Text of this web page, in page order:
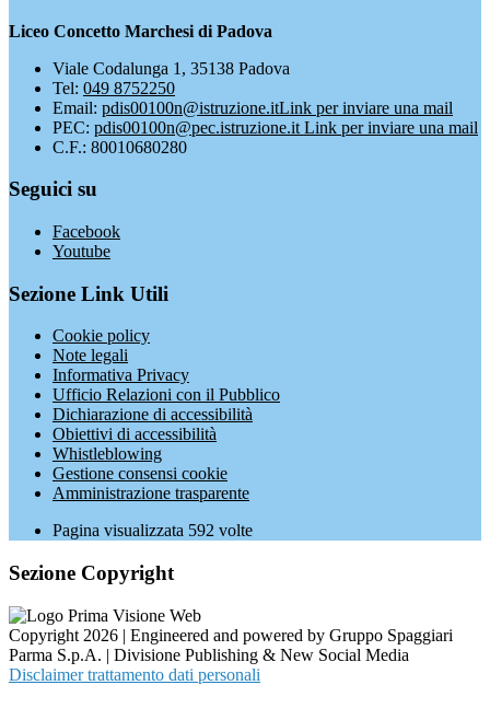
Liceo Concetto Marchesi di Padova
Viale Codalunga 1, 35138 Padova
Tel: 049 8752250
Email: pdis00100n@istruzione.itLink per inviare una mail
PEC: pdis00100n@pec.istruzione.it Link per inviare una mail
C.F.: 80010680280
Seguici su
Facebook
Youtube
Sezione Link Utili
Cookie policy
Note legali
Informativa Privacy
Ufficio Relazioni con il Pubblico
Dichiarazione di accessibilità
Obiettivi di accessibilità
Whistleblowing
Gestione consensi cookie
Amministrazione trasparente
Pagina visualizzata 592 volte
Sezione Copyright
Copyright 2026 | Engineered and powered by Gruppo Spaggiari
Parma S.p.A. | Divisione Publishing & New Social Media
Disclaimer trattamento dati personali